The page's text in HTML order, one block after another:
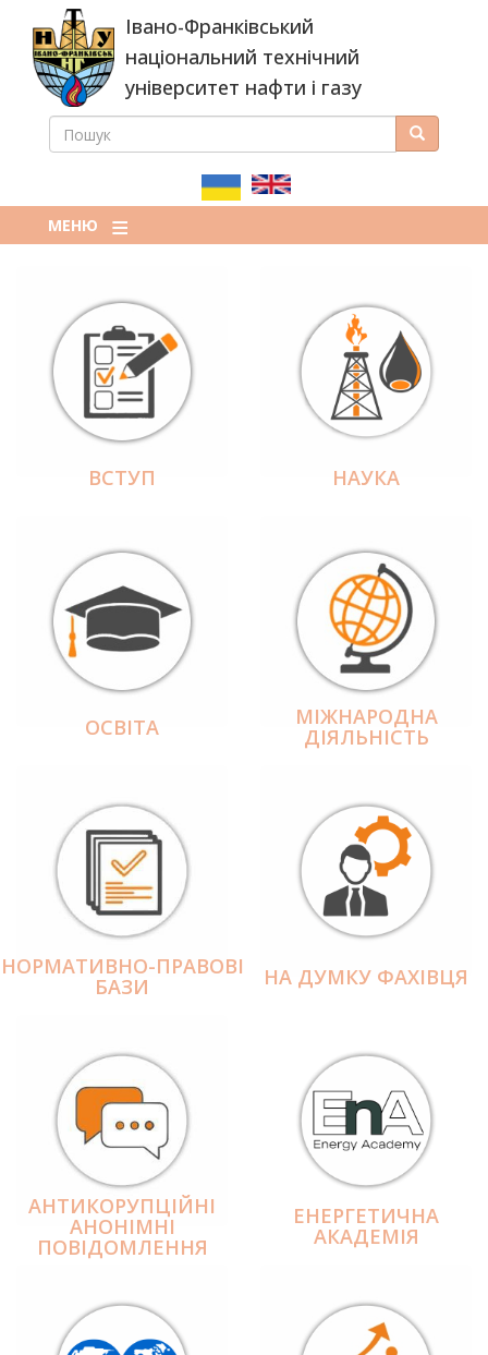
основного
вмісту
Івано-Франківський
національний технічний
університет нафти і газу
ПОШУКОВА
ПОШУК Пошук
МЕНЮ
ВСТУП НАУКА
ОСВІТА МІЖНАРОДНА
ДІЯЛЬНІCТЬ
НОРМАТИВНО-ПРАВОВІ
БАЗИ НА ДУМКУ ФАХІВЦЯ
АНТИКОРУПЦІЙНІ
АНОНІМНІ
ПОВІДОМЛЕННЯ
ЕНЕРГЕТИЧНА
АКАДЕМІЯ